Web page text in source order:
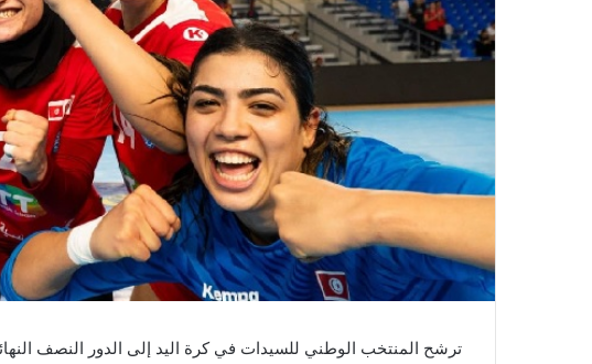
ترشح المنتخب الوطني للسيدات في كرة اليد إلى الدور النصف